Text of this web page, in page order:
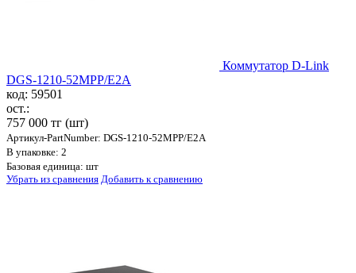
Коммутатор D-Link
DGS-1210-52MPP/E2A
код: 59501
ост.:
757 000 тг (шт)
Артикул-PartNumber: DGS-1210-52MPP/E2A
В упаковке: 2
Базовая единица: шт
Убрать из сравнения Добавить к сравнению